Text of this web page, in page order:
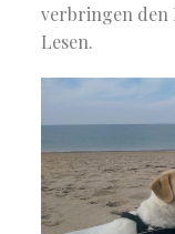
verbringen den
Lesen.